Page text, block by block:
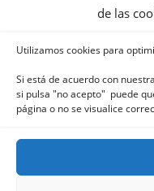
de las
Utilizamos cookies para
Si está de acuerdo con
si pulsa "no acepto" puede
página o no se visualice
Sin Eventos
Club